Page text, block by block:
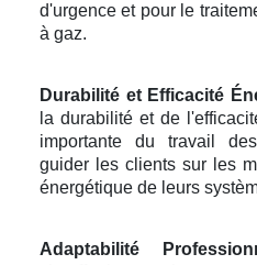
d'urgence et pour le
à gaz.
Durabilité et Efficacité
la durabilité et de
importante du travail
guider les clients sur les
énergétique de leurs
Adaptabilité